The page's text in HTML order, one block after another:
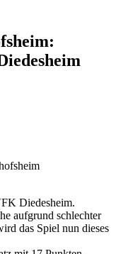
Diedesheim.
aufgrund schlechter
das Spiel nun dieses